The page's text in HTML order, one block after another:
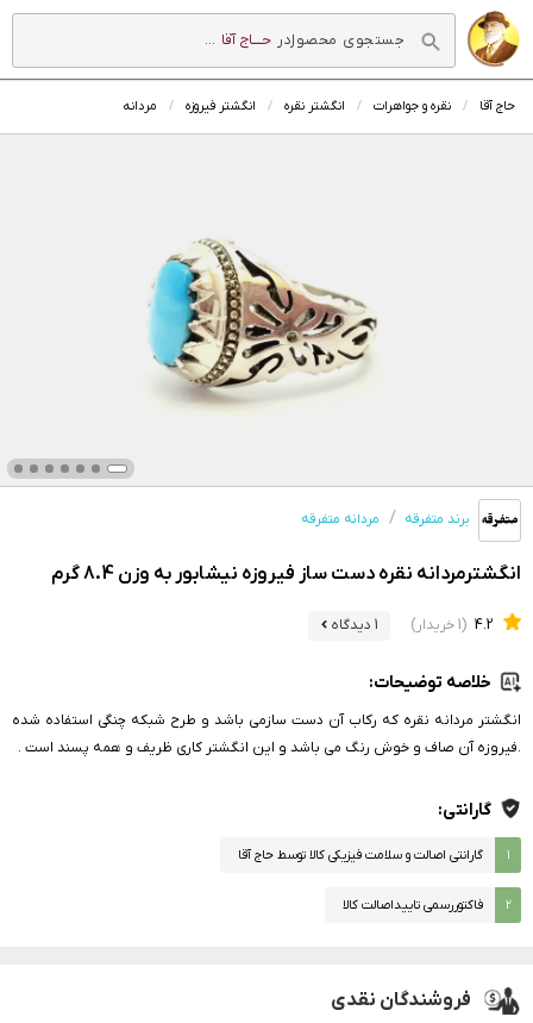
در حــــاج آقا ...
حاج آقا نقره و جواهرات انگشتر نقره انگشتر فیروزه مردانه
برند متفرقه مردانه متفرقه
انگشترمردانه نقره دست ساز فیروزه نیشابور به وزن 8.4 گرم
4.2 (1 خریدار) 1 دیدگاه
خلاصه توضیحات:
انگشتر مردانه نقره که رکاب آن دست سازمی باشد و طرح شبکه چنگی استفاده شده
.فیروزه آن صاف و خوش رنگ می باشد و این انگشتر کاری ظریف و همه پسند است .
گارانتی:
۱ گارانتی اصالت و سلامت فیزیکی کالا توسط حاج آقا
2 فاکتوررسمی تاییداصالت کالا
فروشندگان نقدی